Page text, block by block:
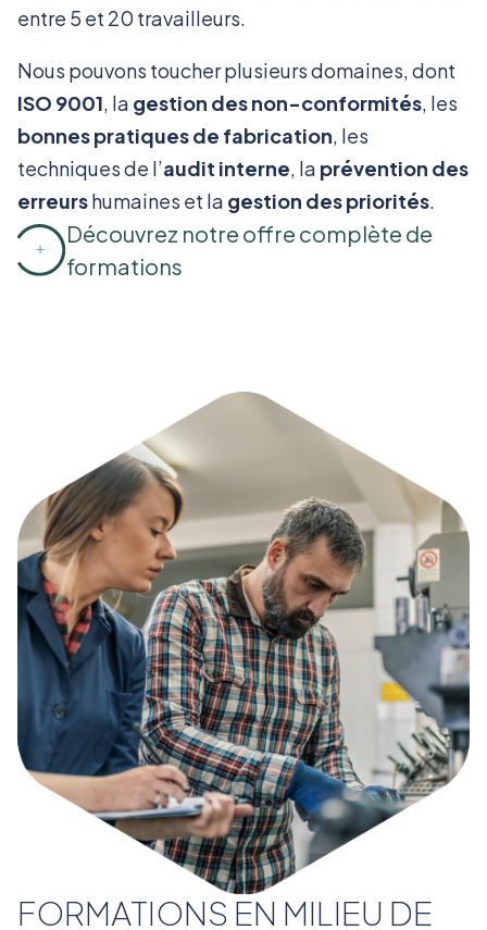
entre 5 et 20 travailleurs.
Nous pouvons toucher plusieurs domaines, dont
ISO 9001, la gestion des non-conformités, les
bonnes pratiques de fabrication, les
techniques de l’audit interne, la prévention des
erreurshumaines et la gestion des priorités.
Découvrez notre offre complète de
formations
FORMATIONS EN MILIEU DE